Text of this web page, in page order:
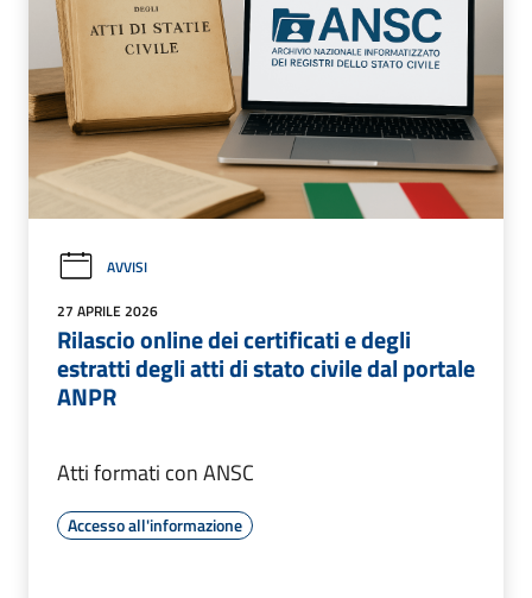
AVVISI
27 APRILE 2026
Rilascio online dei certificati e degli
estratti degli atti di stato civile dal portale
ANPR
Atti formati con ANSC
Accesso all'informazione